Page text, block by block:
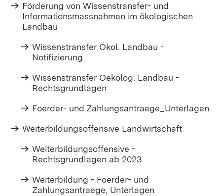
Förderung von Wissenstransfer- und
Informationsmassnahmen im ökologischen
Landbau
Wissenstransfer Ökol. Landbau -
Notifizierung
Wissenstransfer Oekolog. Landbau -
Rechtsgrundlagen
Foerder- und Zahlungsantraege_Unterlagen
Weiterbildungsoffensive Landwirtschaft
Weiterbildungsoffensive -
Rechtsgrundlagen ab 2023
Weiterbildung - Foerder- und
Zahlungsantraege, Unterlagen